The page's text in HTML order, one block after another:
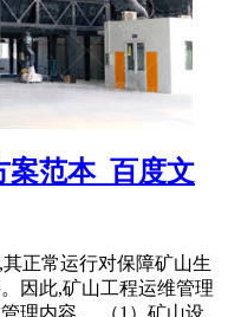
案范本_百度文
正常运行对保障矿山生
因此,矿山工程运维管理